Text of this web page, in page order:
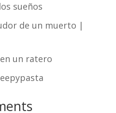
sueños
de un muerto |
un ratero